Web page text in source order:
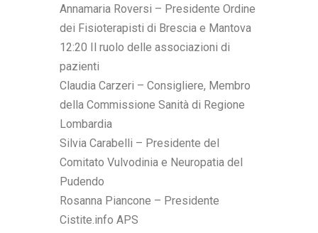
Annamaria Roversi – Presidente Ordine
dei Fisioterapisti di Brescia e Mantova
12:20 Il ruolo delle associazioni di
pazienti
Claudia Carzeri – Consigliere, Membro
della Commissione Sanità di Regione
Lombardia
Silvia Carabelli – Presidente del
Comitato Vulvodinia e Neuropatia del
Pudendo
Rosanna Piancone – Presidente
Cistite.info APS